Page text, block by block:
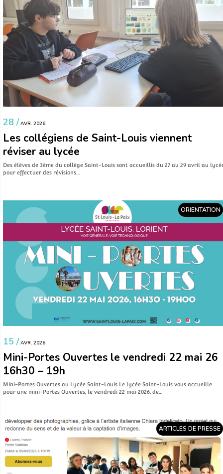
28 / AVR. 2026
Les collégiens de Saint-Louis viennent
réviser au lycée
Des élèves de 3ème du collège Saint-Louis sont accueillis du 27 au 29 avril au
pour effectuer des révisions…
ORIENTATION
15 / AVR. 2026
Mini-Portes Ouvertes le vendredi 22 mai 26
16h30 – 19h
Mini-Portes Ouvertes au Lycée Saint-Louis Le lycée Saint-Louis vous accueille
pour une mini-Portes Ouvertes, le vendredi 22 mai 2026, de…
ARTICLES DE PRESSE